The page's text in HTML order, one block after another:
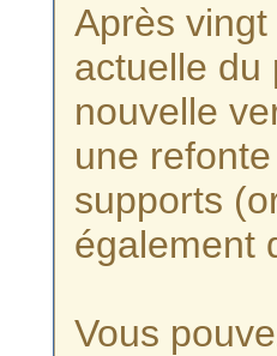
Après
actuelle du
nouvelle
une
supports
également
Vous